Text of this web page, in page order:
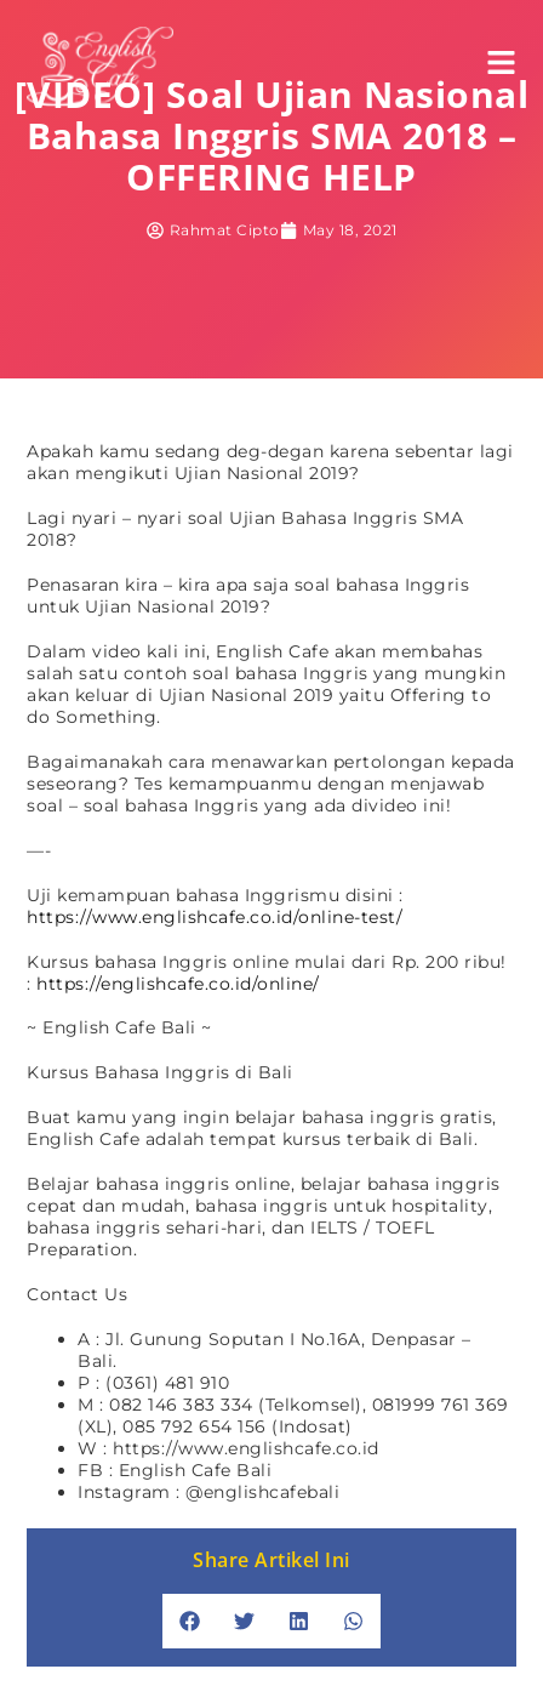
[VIDEO] Soal Ujian Nasional
Bahasa Inggris SMA 2018 –
OFFERING HELP
Rahmat Cipto May 18, 2021
Apakah kamu sedang deg-degan karena sebentar lagi
akan mengikuti Ujian Nasional 2019?
Lagi nyari – nyari soal Ujian Bahasa Inggris SMA
2018?
Penasaran kira – kira apa saja soal bahasa Inggris
untuk Ujian Nasional 2019?
Dalam video kali ini, English Cafe akan membahas
salah satu contoh soal bahasa Inggris yang mungkin
akan keluar di Ujian Nasional 2019 yaitu Offering to
do Something.
Bagaimanakah cara menawarkan pertolongan kepada
seseorang? Tes kemampuanmu dengan menjawab
soal – soal bahasa Inggris yang ada divideo ini!
—-
Uji kemampuan bahasa Inggrismu disini :
https://www.englishcafe.co.id/online-test/
Kursus bahasa Inggris online mulai dari Rp. 200 ribu!
: https://englishcafe.co.id/online/
~ English Cafe Bali ~
Kursus Bahasa Inggris di Bali
Buat kamu yang ingin belajar bahasa inggris gratis,
English Cafe adalah tempat kursus terbaik di Bali.
Belajar bahasa inggris online, belajar bahasa inggris
cepat dan mudah, bahasa inggris untuk hospitality,
bahasa inggris sehari-hari, dan IELTS / TOEFL
Preparation.
Contact Us
A : Jl. Gunung Soputan I No.16A, Denpasar –
Bali.
P : (0361) 481 910
M : 082 146 383 334 (Telkomsel), 081999 761 369
(XL), 085 792 654 156 (Indosat)
W : https://www.englishcafe.co.id
FB : English Cafe Bali
Instagram : @englishcafebali
Share Artikel Ini